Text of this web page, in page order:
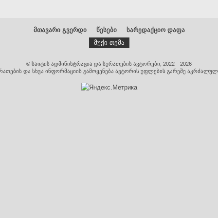
მთავარი გვერდი წესები
სარედაქციო დაფა
მუქი თემა
© საიტის ადმინისტრაცია და სურათების ავტორები, 2022—2026
და სხვა ინფორმაციის გამოყენება ავტორის უფლების გარეშე